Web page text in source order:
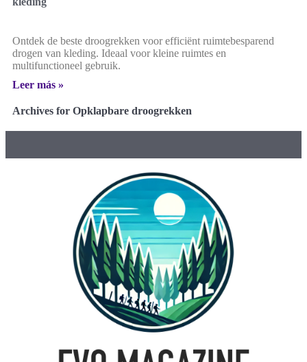
Ontdek de beste droogrekken voor efficiënt ruimtebesparend
drogen van kleding. Ideaal voor kleine ruimtes en
multifunctioneel gebruik.
Leer más »
Archives for Opklapbare droogrekken